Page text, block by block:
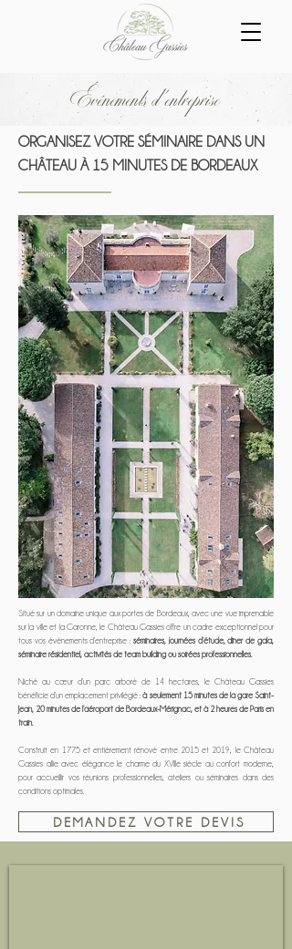
ORGANISEZ VOTRE SÉMINAIRE DANS UN
CHÂTEAU À 15 MINUTES DE BORDEAUX
Événements d'entreprise
Situé sur un domaine unique aux portes de Bordeaux, avec une vue imprenable
sur la ville et la Garonne, le Château Gassies offre un cadre exceptionnel pour
tous vos événements d’entreprise : séminaires, journées d’étude, dïner de gala,
séminaire résidentiel, activités de team building ou soirées professionnelles.
Niché au cœur d’un parc arboré de 14 hectares, le Château Gassies
bénéficie d’un emplacement privilégié :à seulement 15 minutes de la gare Saint-
Jean, 20 minutes de l’aéroport de Bordeaux-Mérignac, et à 2 heures de Paris en
train.
Construit en 1775 et entièrement rénové entre 2015 et 2019, le Château
Gassies allie avec élégance le charme du XVIIIe siècle au confort moderne,
pour accueillir vos réunions professionnelles, ateliers ou séminaires dans des
conditions optimales.
DEMANDEZ VOTRE DEVIS